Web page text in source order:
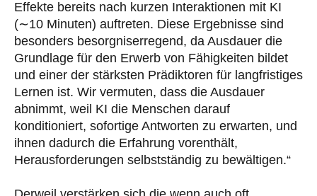
Effekte bereits nach kurzen Interaktionen mit KI
(∼10 Minuten) auftreten. Diese Ergebnisse sind
besonders besorgniserregend, da Ausdauer die
Grundlage für den Erwerb von Fähigkeiten bildet
und einer der stärksten Prädiktoren für langfristiges
Lernen ist. Wir vermuten, dass die Ausdauer
abnimmt, weil KI die Menschen darauf
konditioniert, sofortige Antworten zu erwarten, und
ihnen dadurch die Erfahrung vorenthält,
Herausforderungen selbstständig zu bewältigen.“